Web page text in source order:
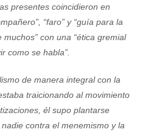
presentes coincidieron en
“faro” y “guía para la
con una “ética gremial
como se habla”.
de manera integral con la
traicionando al movimiento
él supo plantarse
contra el menemismo y la